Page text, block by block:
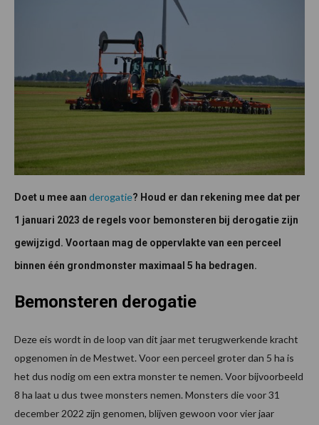
Doet u mee aan derogatie? Houd er dan rekening mee dat per
1 januari 2023 de regels voor bemonsteren bij derogatie zijn
gewijzigd. Voortaan mag de oppervlakte van een perceel
binnen één grondmonster maximaal 5 ha bedragen.
Bemonsteren derogatie
Deze eis wordt in de loop van dit jaar met terugwerkende kracht
opgenomen in de Mestwet. Voor een perceel groter dan 5 ha is
het dus nodig om een extra monster te nemen. Voor bijvoorbeeld
8 ha laat u dus twee monsters nemen. Monsters die voor 31
december 2022 zijn genomen, blijven gewoon voor vier jaar